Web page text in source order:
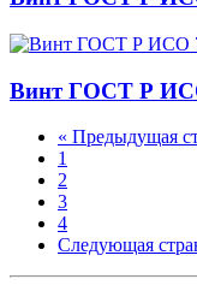
Винт ГОСТ Р
« Предыдущая
1
2
3
4
Следующая